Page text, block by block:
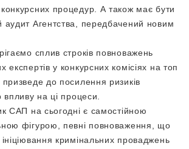
процедур. А також має бути
аудит Агентства, передбачений новим
сплив строків повноважень
експертів у конкурсних комісіях на топ
до посилення ризиків
впливу на ці процеси.
САП на сьогодні є самостійною
фігурою, певні повноваження, що
кримінальних проваджень